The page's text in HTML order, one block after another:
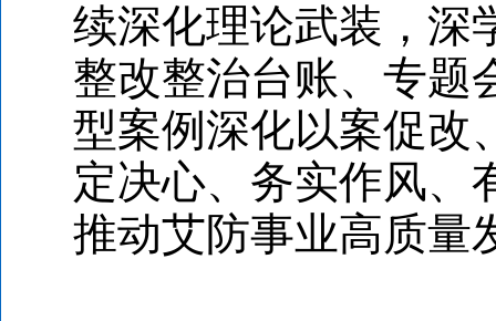
续深化理论武装，深
整改整治台账、专题
型案例深化以案促改
定决心、务实作风、
推动艾防事业高质量